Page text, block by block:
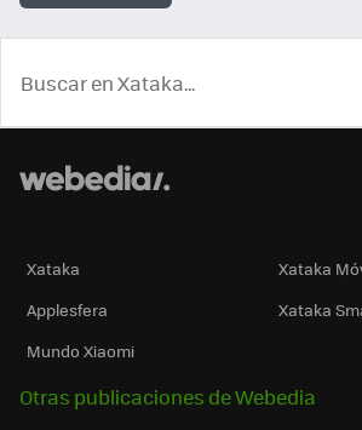
Xataka
Xataka
Applesfera
Xataka
Mundo Xiaomi
Otras publicaciones de Webedia